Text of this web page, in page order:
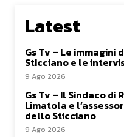
Latest
Gs Tv – Le
Sticciano e le
9 Ago 2026
Gs Tv – Il Sindaco
Limatola e
dello Sticciano
9 Ago 2026